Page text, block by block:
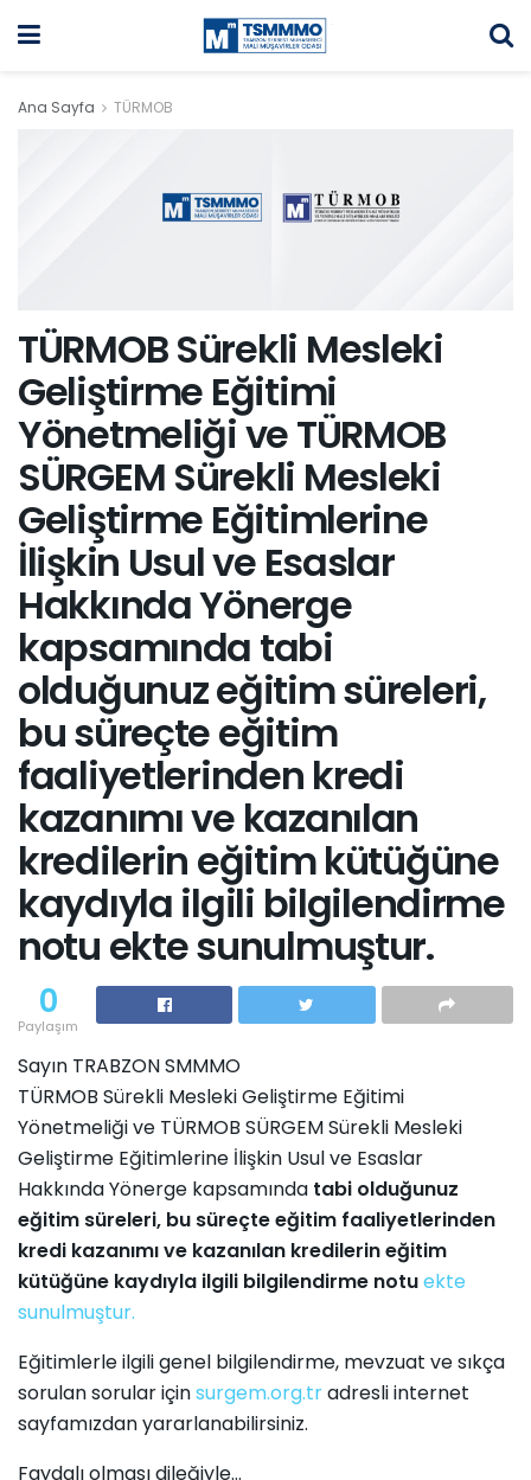
Ana Sayfa TÜRMOB
TÜRMOB Sürekli Mesleki
Geliştirme Eğitimi
Yönetmeliği ve TÜRMOB
SÜRGEM Sürekli Mesleki
Geliştirme Eğitimlerine
İlişkin Usul ve Esaslar
Hakkında Yönerge
kapsamında tabi
olduğunuz eğitim süreleri,
bu süreçte eğitim
faaliyetlerinden kredi
kazanımı ve kazanılan
kredilerin eğitim kütüğüne
kaydıyla ilgili bilgilendirme
notu ekte sunulmuştur.
0
Paylaşım
Sayın TRABZON SMMMO
TÜRMOB Sürekli Mesleki Geliştirme Eğitimi
Yönetmeliği ve TÜRMOB SÜRGEM Sürekli Mesleki
Geliştirme Eğitimlerine İlişkin Usul ve Esaslar
Hakkında Yönerge kapsamında tabi olduğunuz
eğitim süreleri, bu süreçte eğitim faaliyetlerinden
kredi kazanımı ve kazanılan kredilerin eğitim
kütüğüne kaydıyla ilgili bilgilendirme notuekte
sunulmuştur.
Eğitimlerle ilgili genel bilgilendirme, mevzuat ve sıkça
sorulan sorular içinsurgem.org.tradresli internet
sayfamızdan yararlanabilirsiniz.
Faydalı olması dileğiyle…